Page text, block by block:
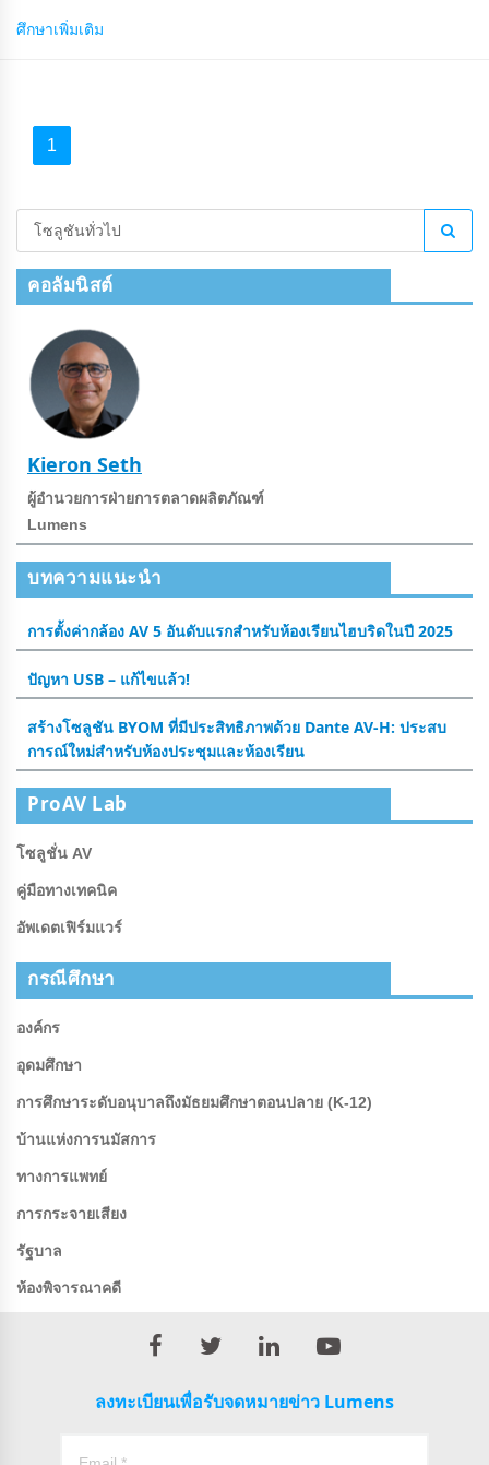
ศึกษาเพิ่มเติม
1
คอลัมนิสต์
Kieron Seth
ผู้อํานวยการฝ่ายการตลาดผลิตภัณฑ์
Lumens
บทความแนะนำ
การตั้งค่ากล้อง AV 5 อันดับแรกสําหรับห้องเรียนไฮบริดในปี 2025
ปัญหา USB – แก้ไขแล้ว!
สร้างโซลูชัน BYOM ที่มีประสิทธิภาพด้วย Dante AV-H: ประสบ
การณ์ใหม่สําหรับห้องประชุมและห้องเรียน
ProAV Lab
โซลูชั่น AV
คู่มือทางเทคนิค
อัพเดตเฟิร์มแวร์
กรณีศึกษา
องค์กร
อุดมศึกษา
การศึกษาระดับอนุบาลถึงมัธยมศึกษาตอนปลาย (K-12)
บ้านแห่งการนมัสการ
ทางการแพทย์
การกระจายเสียง
รัฐบาล
ห้องพิจารณาคดี
ลงทะเบียนเพื่อรับจดหมายข่าว Lumens